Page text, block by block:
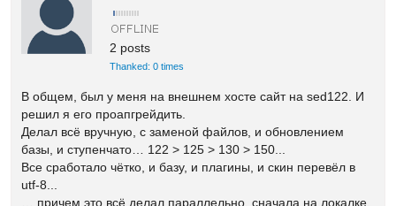
2 posts
Thanked: 0 times
В общем, был у меня на внешнем хосте сайт на sed122. И
решил я его проапгрейдить.
Делал всё вручную, с заменой файлов, и обновлением
базы, и ступенчато… 122 > 125 > 130 > 150...
Все сработало чётко, и базу, и плагины, и скин перевёл в
utf-8...
… причем это всё делал параллельно, сначала на локалке,